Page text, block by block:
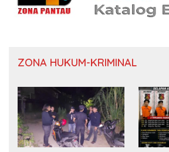
ZONA HUKUM-KRIMINAL